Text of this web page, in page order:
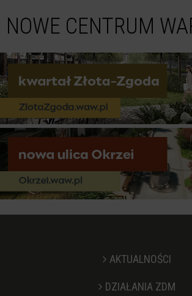
NOWE CENTRUM
AKTUALNOŚCI
DZIAŁANIA ZDM